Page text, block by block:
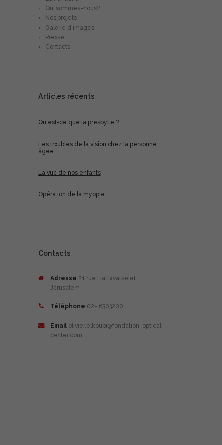
Qui sommes-nous?
Nos projets
Galerie d’images
Presse
Contacts
Articles récents
Qu'est-ce que la presbytie ?
Les troubles de la vision chez la personne
âgée
La vue de nos enfants
Opération de la myopie
Contacts
Adresse 21 rue HaHavatselet
Jerusalem
Téléphone 02- 6303200
Emailolivier.elkoubi@fondation-optical-
center.com